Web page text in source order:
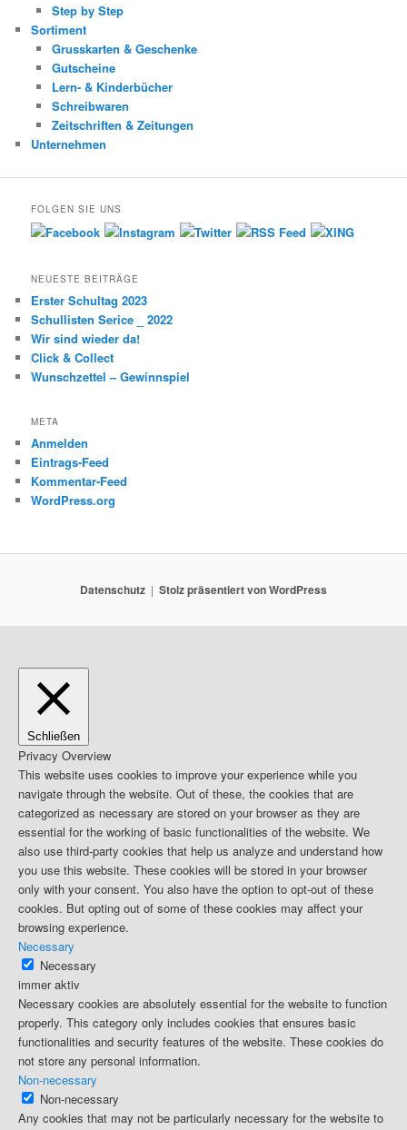
Step by Step
Sortiment
Grusskarten & Geschenke
Gutscheine
Lern- & Kinderbücher
Schreibwaren
Zeitschriften & Zeitungen
Unternehmen
FOLGEN SIE UNS
NEUESTE BEITRÄGE
Erster Schultag 2023
Schullisten Serice _ 2022
Wir sind wieder da!
Click & Collect
Wunschzettel – Gewinnspiel
META
Anmelden
Eintrags-Feed
Kommentar-Feed
WordPress.org
Datenschutz Stolz präsentiert von WordPress
Schließen
Privacy Overview
This website uses cookies to improve your experience while you
navigate through the website. Out of these, the cookies that are
categorized as necessary are stored on your browser as they are
essential for the working of basic functionalities of the website. We
also use third-party cookies that help us analyze and understand how
you use this website. These cookies will be stored in your browser
only with your consent. You also have the option to opt-out of these
cookies. But opting out of some of these cookies may affect your
browsing experience.
Necessary
Necessary
immer aktiv
Necessary cookies are absolutely essential for the website to function
properly. This category only includes cookies that ensures basic
functionalities and security features of the website. These cookies do
not store any personal information.
Non-necessary
Non-necessary
Any cookies that may not be particularly necessary for the website to